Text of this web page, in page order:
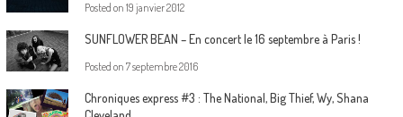
Posted on 19 janvier 2012
SUNFLOWER BEAN – En concert le 16 septembre à Paris !
Posted on 7 septembre 2016
Chroniques express #3 : The National, Big Thief, Wy, Shana